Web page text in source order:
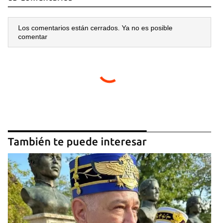
Los comentarios están cerrados. Ya no es posible
comentar
También te puede interesar